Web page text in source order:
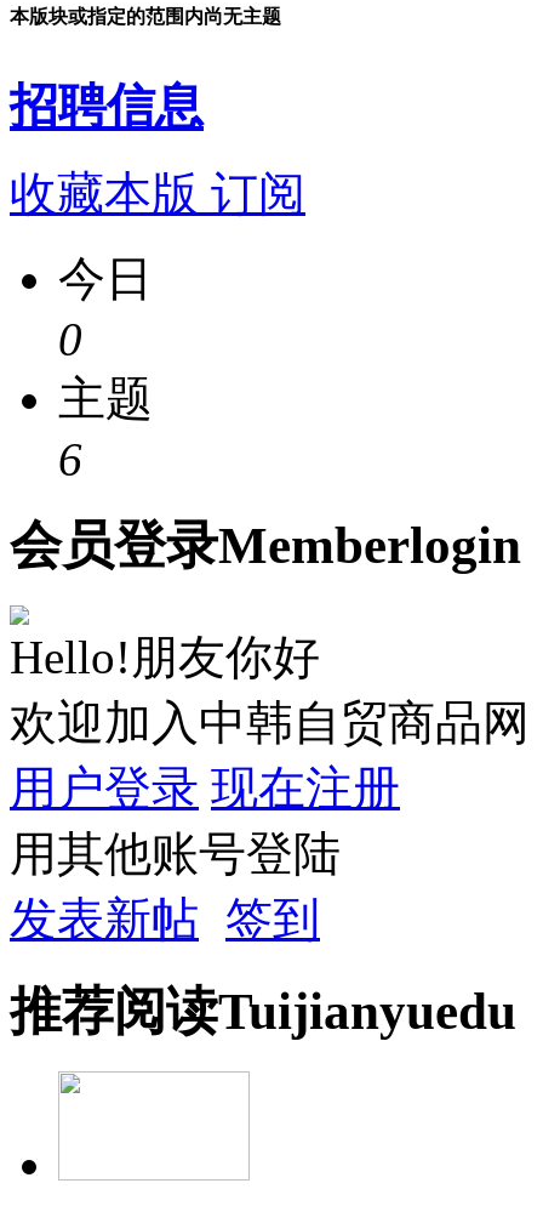
本版块或指定的范围内尚无主题
招聘信息
收藏本版 订阅
今日
0
主题
6
会员登录Memberlogin
Hello!朋友你好
欢迎加入中韩自贸商品网
用户登录 现在注册
用其他账号登陆
发表新帖 签到
推荐阅读Tuijianyuedu